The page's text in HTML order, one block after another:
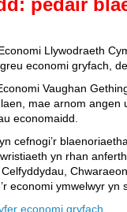
Llywodraeth
economi gryfach,
Vaughan
mae arnom
economaidd.
cefnogi’r
yn rhan
economi ymwelwyr
economi gryfach